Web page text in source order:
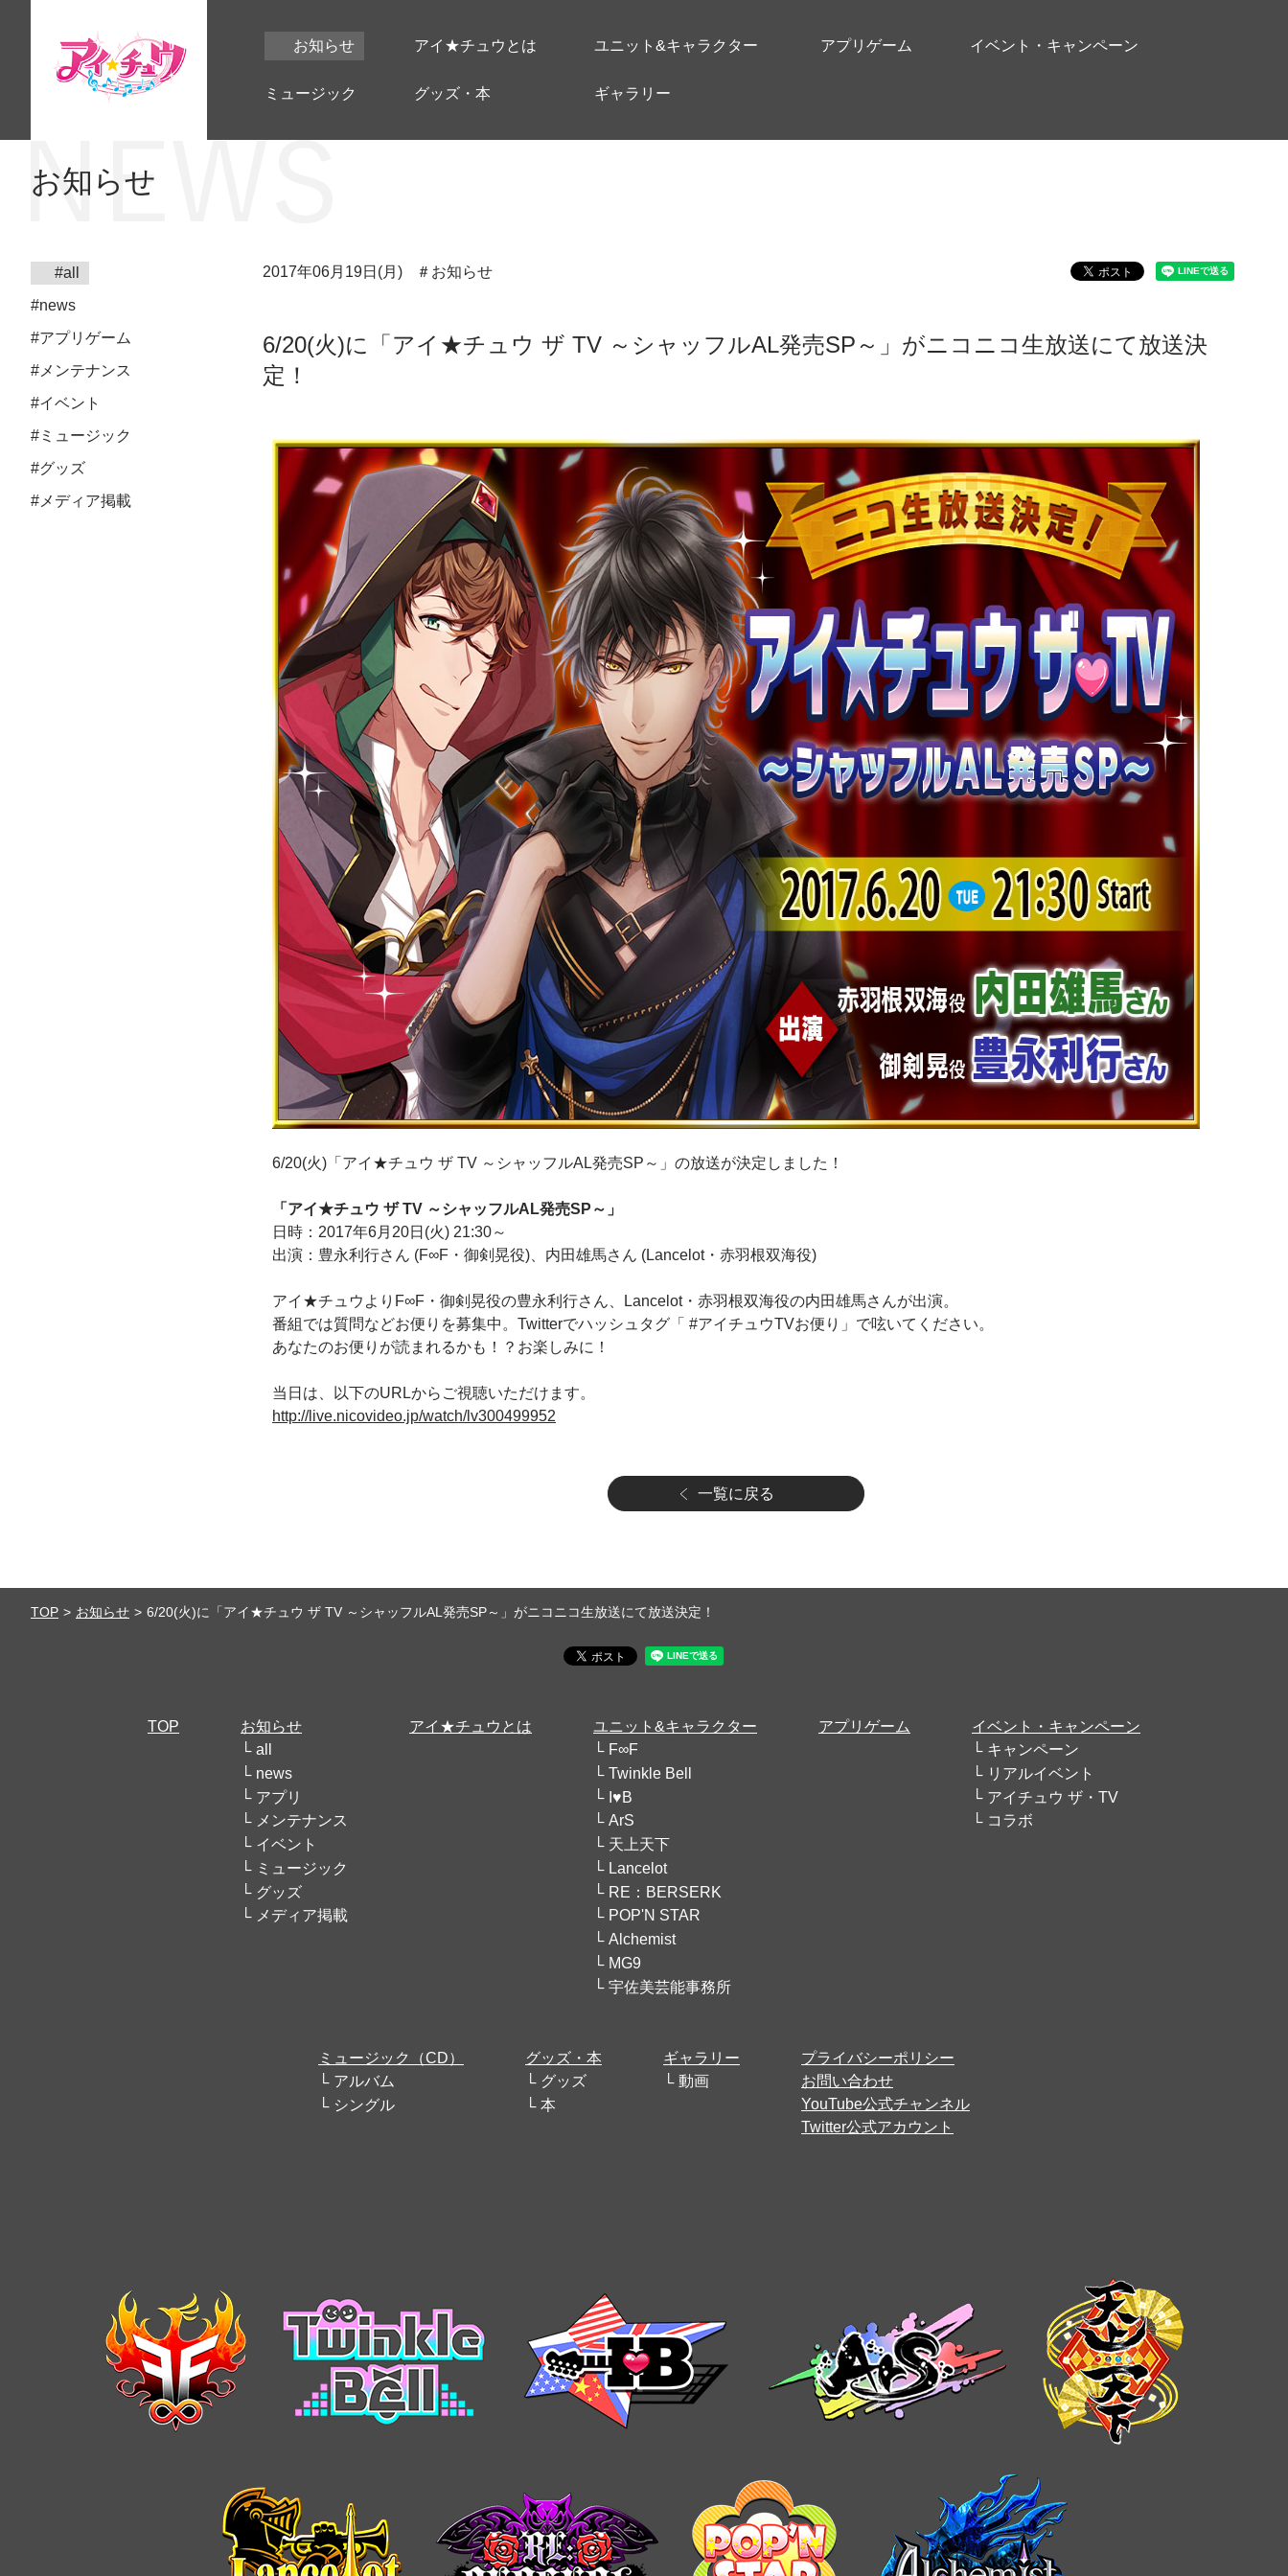
お知らせ アイ★チュウとは ユニット&キャラクター アプリゲーム イベント・キャンペーン
ミュージック グッズ・本 ギャラリー
お知らせ
#all
#news
#アプリゲーム
#メンテナンス
#イベント
#ミュージック
#グッズ
#メディア掲載
2017年06月19日(月) ＃お知らせ
6/20(火)に「アイ★チュウ ザ TV ～シャッフルAL発売SP～」がニコニコ生放送にて放送決
定！
6/20(火)「アイ★チュウ ザ TV ～シャッフルAL発売SP～」の放送が決定しました！
「アイ★チュウ ザ TV ～シャッフルAL発売SP～」
日時：2017年6月20日(火) 21:30～
出演：豊永利行さん (F∞F・御剣晃役)、内田雄馬さん (Lancelot・赤羽根双海役)
アイ★チュウよりF∞F・御剣晃役の豊永利行さん、Lancelot・赤羽根双海役の内田雄馬さんが出演。
番組では質問などお便りを募集中。Twitterでハッシュタグ「 #アイチュウTVお便り」で呟いてください。
あなたのお便りが読まれるかも！？お楽しみに！
当日は、以下のURLからご視聴いただけます。
http://live.nicovideo.jp/watch/lv300499952
一覧に戻る
TOP お知らせ 6/20(火)に「アイ★チュウ ザ TV ～シャッフルAL発売SP～」がニコニコ生放送にて放送決定！
TOP
お知らせ
all
news
アプリ
メンテナンス
イベント
ミュージック
グッズ
メディア掲載
アイ★チュウとは
ユニット&キャラクター
F∞F
Twinkle Bell
I♥B
ArS
天上天下
Lancelot
RE：BERSERK
POP'N STAR
Alchemist
MG9
宇佐美芸能事務所
アプリゲーム
イベント・キャンペーン
キャンペーン
リアルイベント
アイチュウ ザ・TV
コラボ
ミュージック（CD）
アルバム
シングル
グッズ・本
グッズ
本
ギャラリー
動画
プライバシーポリシー
お問い合わせ
YouTube公式チャンネル
Twitter公式アカウント